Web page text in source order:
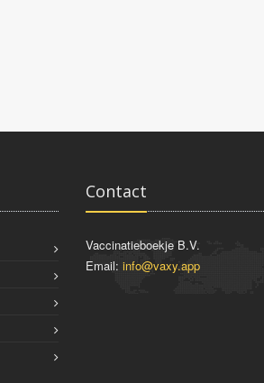
Contact
Vaccinatieboekje B.V.
Email: info@vaxy.app